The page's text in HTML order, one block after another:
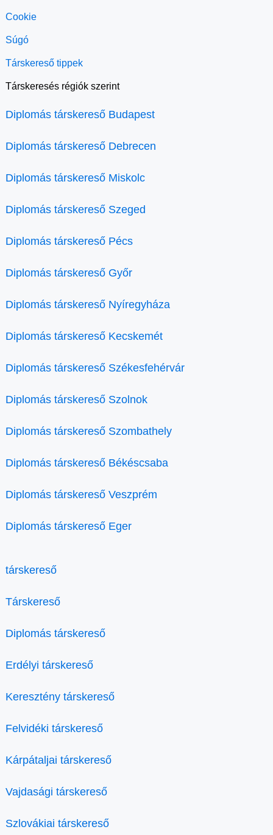
Cookie
Súgó
Társkereső tippek
Társkeresés régiók szerint
Diplomás társkereső Budapest
Diplomás társkereső Debrecen
Diplomás társkereső Miskolc
Diplomás társkereső Szeged
Diplomás társkereső Pécs
Diplomás társkereső Győr
Diplomás társkereső Nyíregyháza
Diplomás társkereső Kecskemét
Diplomás társkereső Székesfehérvár
Diplomás társkereső Szolnok
Diplomás társkereső Szombathely
Diplomás társkereső Békéscsaba
Diplomás társkereső Veszprém
Diplomás társkereső Eger
társkereső
Társkereső
Diplomás társkereső
Erdélyi társkereső
Keresztény társkereső
Felvidéki társkereső
Kárpátaljai társkereső
Vajdasági társkereső
Szlovákiai társkereső